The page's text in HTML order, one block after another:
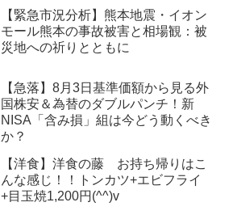
【緊急市況分析】熊本地震・イオン
モール熊本の事故被害と相場観：被
災地への祈りとともに
【急落】8月3日基準価額から見る外
国株安＆為替のダブルパンチ！新
NISA「含み損」組は今どう動くべき
か？
【洋食】洋食の藤 お持ち帰りはこ
んな感じ！！トンカツ+エビフライ
+目玉焼1,200円(^^)v